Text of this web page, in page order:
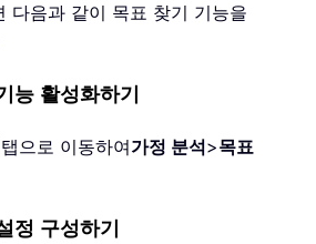
다음과 같이 목표 찾기 기능을
능 활성화하기
탭으로 이동하여가정 분석>목표
정 구성하기